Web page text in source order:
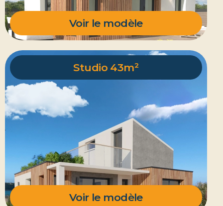
Voir le modèle
Studio 43m²
Voir le modèle